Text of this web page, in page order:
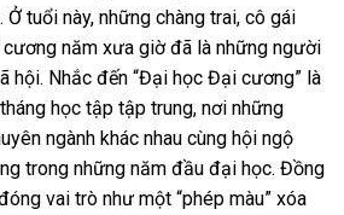
tuổi này, những chàng trai, cô gái
năm xưa giờ đã là những người
hội. Nhắc đến “Đại học Đại cương” là
học tập tập trung, nơi những
ngành khác nhau cùng hội ngộ
trong những năm đầu đại học. Đồng
vai trò như một “phép màu” xóa